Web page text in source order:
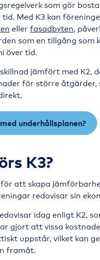
som gör
Med K3 kan
ellerfasadbyten,
som en tillgång som
över tid.
jämfört med K2,
för större
underhållsplanen?
K3?
att skapa
redovisar sin
idag enligt K2,
gjort att vissa
uppstår, vilket kan
framåt.